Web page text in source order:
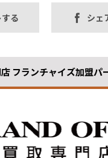
る シェ
フランチャイズ加盟パ